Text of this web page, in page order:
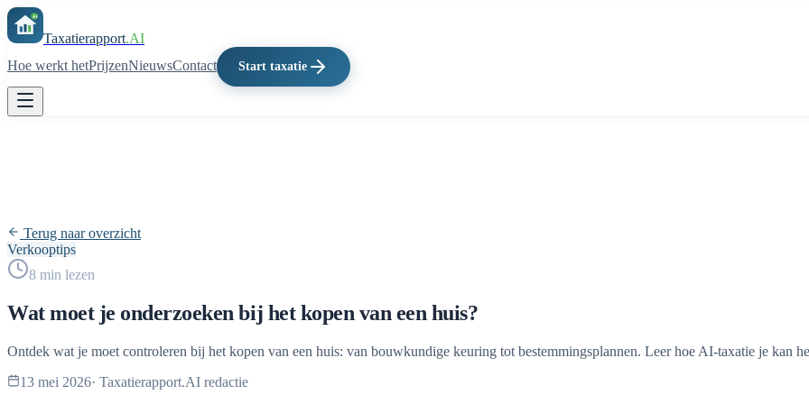
Taxatierapport.AI
Hoe werkt hetPrijzenNieuwsContact Start taxatie
Terug naar overzicht
Verkooptips
8 min lezen
Wat moet je onderzoeken bij het kopen van een huis?
Ontdek wat je moet controleren bij het kopen van een huis: van bouwkundige keuring tot bestemmingsplannen. Leer hoe AI-taxatie je kan
13 mei 2026· Taxatierapport.AI redactie